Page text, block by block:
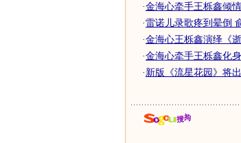
·金海心牵手王栎鑫倾
·雷诺儿录歌疼到晕倒
·金海心王栎鑫演绎《
·金海心牵手王栎鑫化
· 新版《流星花园》将